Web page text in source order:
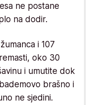
ne postane
na dodir.
i 107
oko 30
i umutite dok
brašno i
ne sjedini.